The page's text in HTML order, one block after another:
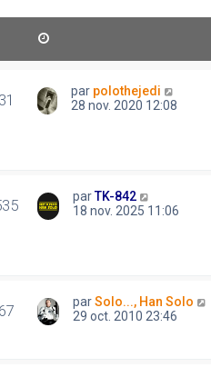
par polothejedi
28 nov. 2020 12:08
parTK-842
18 nov. 2025 11:06
parSolo..., Han Solo
29 oct. 2010 23:46